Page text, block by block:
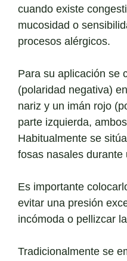
cuando existe
mucosidad o
procesos alérgicos.
Para su aplicación se
(polaridad negativa)
nariz y un imán rojo
parte izquierda,
Habitualmente se
fosas nasales durante
Es importante
evitar una presión
incómoda o pellizcar
Tradicionalmente se